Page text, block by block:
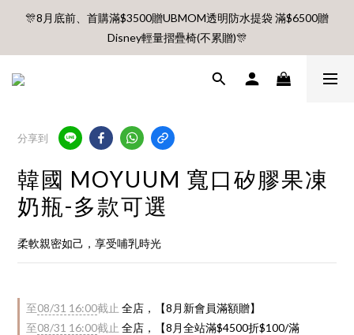
🎊8月底前、首購滿$3500贈UBMOM透明防水提袋 滿$6500贈
Disney輕量摺疊椅(不累贈)🎊
Disney輕量摺疊椅(不累贈)🎊
8月每週五、六、日 新會員 首購免運🔥
🎊8月底前、首購滿$3500贈UBMOM透明防水提袋 滿$6500贈
Disney輕量摺疊椅(不累贈)🎊
分享到
韓國 MOYUUM 寬口矽膠果凍
奶瓶-多款可選
柔軟親密如己，享受哺乳時光
至08/31 16:00截止 全店，【8月新會員滿額贈】
至08/31 16:00截止 全店，【8月全站滿$4500折$100/滿